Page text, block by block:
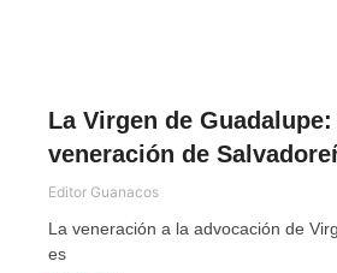
La Virgen de Guadalupe:
veneración de
Editor Guanacos
La veneración a la advocación de
es